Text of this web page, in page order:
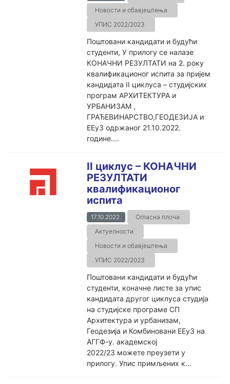
Новости и обавјештења
УПИС 2022/2023
Поштовани кандидати и будући
студенти, У прилогу се налазе
КОНАЧНИ РЕЗУЛТАТИ на 2. року
квалификационог испита за пријем
кандидата II циклуса – студијских
програм АРХИТЕКТУРА и
УРБАНИЗАМ ,
ГРАЂЕВИНАРСТВО,ГЕОДЕЗИЈА и
ЕЕуЗ одржаног 21.10.2022.
године....
II циклус – КОНАЧНИ
РЕЗУЛТАТИ
квалификационог
испита
17.10.2022.
Огласна плоча
Актуелности
Новости и обавјештења
УПИС 2022/2023
Поштовани кандидати и будући
студенти, коначне листе за упис
кандидата другог циклуса студија
на студијске програме СП
Архитектура и урбанизам,
Геодезија и Комбиновани ЕЕуЗ на
АГГФ-у. академској
2022/23 можете преузети у
прилогу. Упис примљених к...